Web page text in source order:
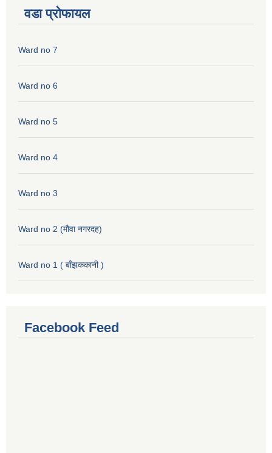
वडा प्रोफायल
Ward no 7
Ward no 6
Ward no 5
Ward no 4
Ward no 3
Ward no 2 (मौवा नगरदह)
Ward no 1 ( बाँझककानी )
Facebook Feed